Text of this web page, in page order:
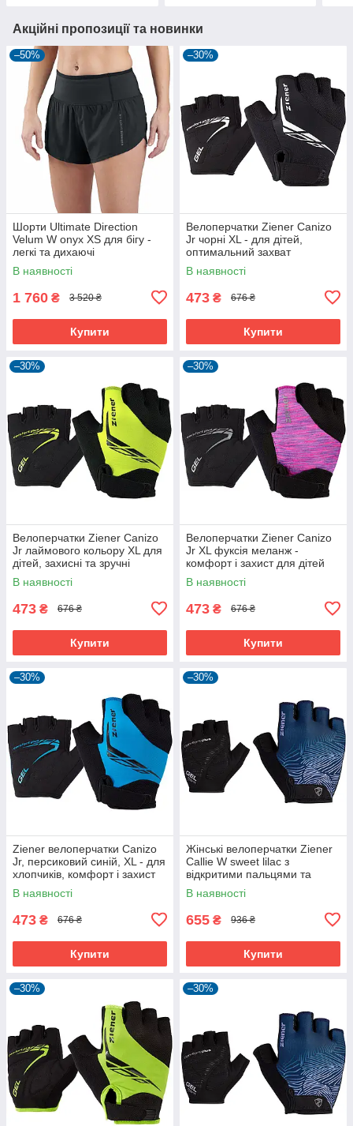
Акційні пропозиції та новинки
–50%
Шорти Ultimate Direction
Velum W onyx XS для бігу -
легкі та дихаючі
В наявності
1 760 ₴ 3 520 ₴
Купити
–30%
Велоперчатки Ziener Canizo
Jr чорні XL - для дітей,
оптимальний захват
В наявності
473 ₴ 676 ₴
Купити
–30%
Велоперчатки Ziener Canizo
Jr лаймового кольору XL для
дітей, захисні та зручні
В наявності
473 ₴ 676 ₴
Купити
–30%
Велоперчатки Ziener Canizo
Jr XL фуксія меланж -
комфорт і захист для дітей
В наявності
473 ₴ 676 ₴
Купити
–30%
Ziener велоперчатки Canizo
Jr, персиковий синій, XL - для
хлопчиків, комфорт і захист
В наявності
473 ₴ 676 ₴
Купити
–30%
Жінські велоперчатки Ziener
Callie W sweet lilac з
відкритими пальцями та
дихаючою шкірою Amara
В наявності
655 ₴ 936 ₴
Купити
–30% –30%